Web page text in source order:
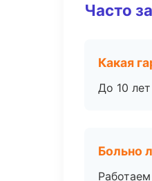
Часто
Какая
До 10
Больно